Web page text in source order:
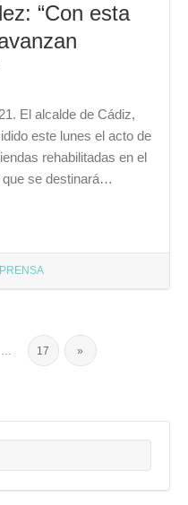
“Con esta
El alcalde de Cádiz,
este lunes el acto de
rehabilitadas en el
que se destinará…
17 »